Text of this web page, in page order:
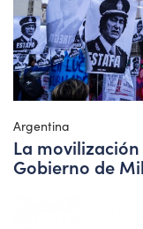
Argentina
La
Gobierno de